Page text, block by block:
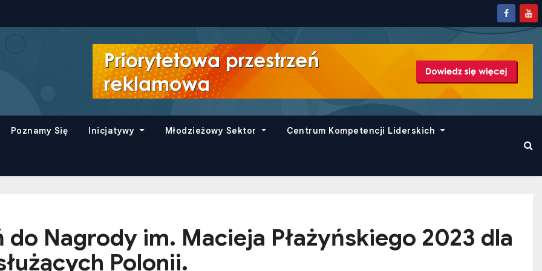
Poznamy Się Inicjatywy Młodzieżowy Sektor Centrum Kompetencji Liderskich
Nagrody im. Macieja Płażyńskiego 2023 dla
Polonii.